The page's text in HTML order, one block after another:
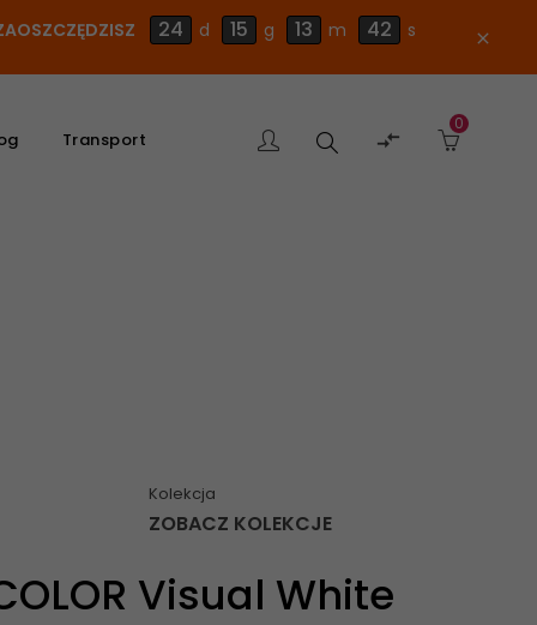
24 d 15 g 13 m 41 s close
Transport Szukaj 
0
Kolekcja
ZOBACZ KOLEKCJE
Visual White